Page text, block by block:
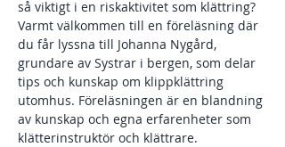
så viktigt i en riskaktivitet som klättring?
Varmt välkommen till en föreläsning där
du får lyssna till Johanna Nygård,
grundare av Systrar i bergen, som delar
tips och kunskap om klippklättring
utomhus. Föreläsningen är en blandning
av kunskap och egna erfarenheter som
klätterinstruktör och klättrare.